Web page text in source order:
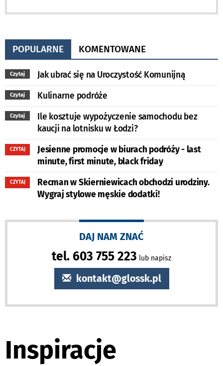
POPULARNE KOMENTOWANE
Czytaj Jak ubrać się na Uroczystość Komunijną
Czytaj Kulinarne podróże
Czytaj
Ile kosztuje wypożyczenie samochodu bez
kaucji na lotnisku w Łodzi?
CZYTAJ
Jesienne promocje w biurach podróży - last
minute, first minute, black friday
CZYTAJ
Recman w Skierniewicach obchodzi urodziny.
Wygraj stylowe męskie dodatki!
DAJ NAM ZNAĆ
tel. 603 755 223 lub napisz
kontakt@glossk.pl
Inspiracje